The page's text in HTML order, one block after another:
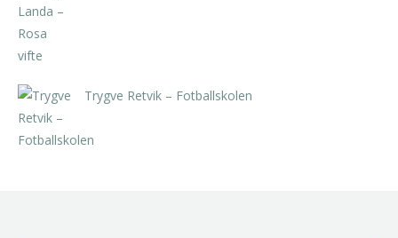
Trygve Retvik – Fotballskolen